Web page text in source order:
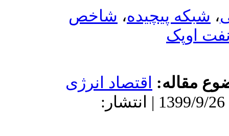
،شاخص
انرژی
6 | پذیرش: 1399/9/26 | انتشار: